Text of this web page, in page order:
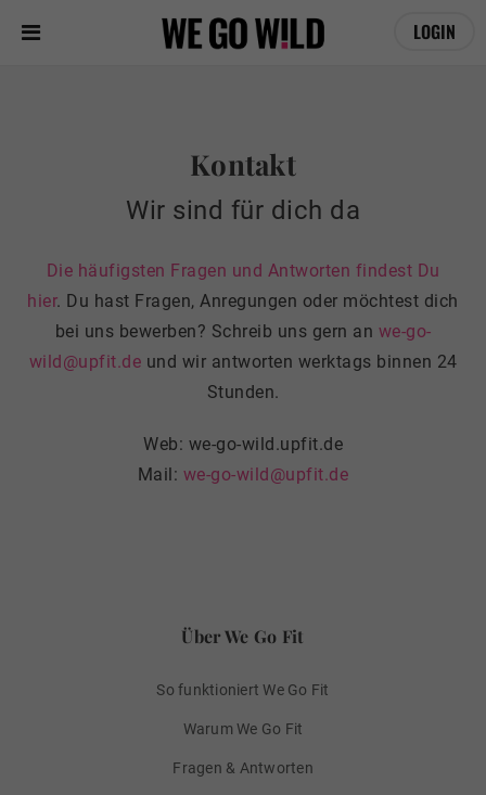
Kontakt
Wir sind für dich da
Die häufigsten Fragen und Antworten findest Du
hier. Du hast Fragen, Anregungen oder möchtest dich
bei uns bewerben? Schreib uns gern an we-go-
wild@upfit.de und wir antworten werktags binnen 24
Stunden.
Web: we-go-wild.upfit.de
Mail: we-go-wild@upfit.de
Über We Go Fit
So funktioniert We Go Fit
Warum We Go Fit
Fragen & Antworten
LOGIN